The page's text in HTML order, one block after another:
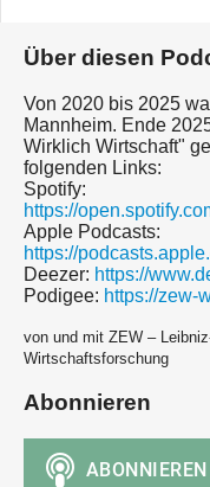
Über diesen
Von 2020 bis 2025
Mannheim. Ende
Wirklich Wirtschaft"
folgenden Links:
Spotify:
https://
Apple Podcasts:
https://
Deezer: https://
Podigee: https://zew-
von und mit ZEW –
Wirtschaftsforschung
Abonnieren